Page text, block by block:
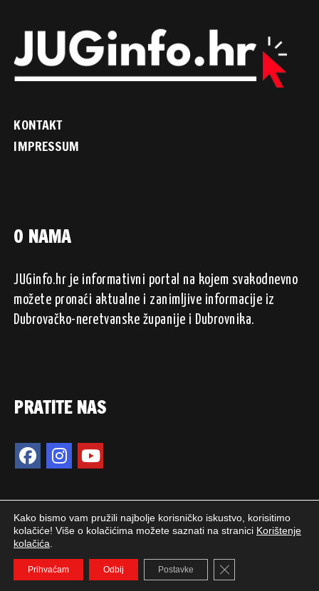
KONTAKT
IMPRESSUM
O NAMA
JUGinfo.hr je informativni portal na kojem svakodnevno
možete pronaći aktualne i zanimljive informacije iz
Dubrovačko-neretvanske županije i Dubrovnika.
PRATITE NAS
2024. © JUGinfo.hr / Sva prava pridržana.
WEB PEPERIT
Kako bismo vam pružili najbolje korisničko iskustvo, korisitimo
kolačiće! Više o kolačićima možete saznati na stranici Korištenje
kolačića
Prihvaćam Odbij Postavke Close GDPR Cookie